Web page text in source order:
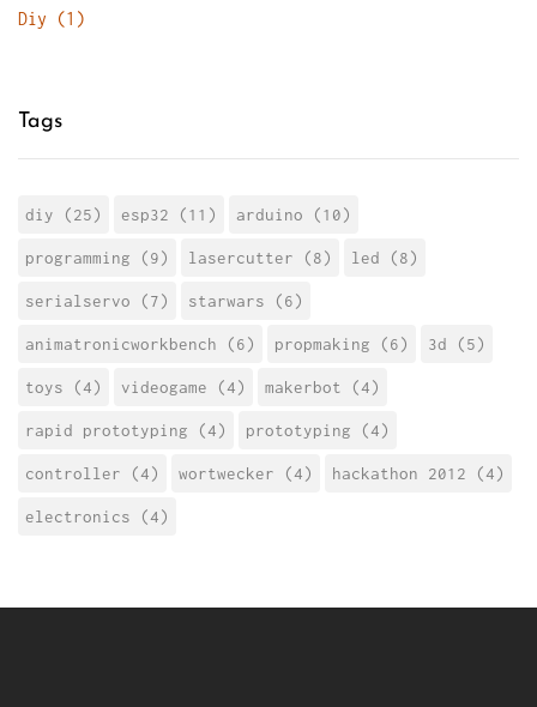
Diy (1)
Tags
diy (25) esp32 (11) arduino (10)
programming (9) lasercutter (8) led (8)
serialservo (7) starwars (6)
animatronicworkbench (6) propmaking (6) 3d (5)
toys (4) videogame (4) makerbot (4)
rapid prototyping (4) prototyping (4)
controller (4) wortwecker (4) hackathon 2012 (4)
electronics (4)